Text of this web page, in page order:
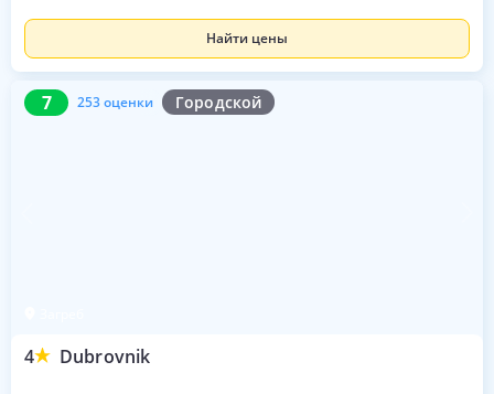
Найти цены
7 253 оценки Городской
4 Dubrovnik
7 253 оценки